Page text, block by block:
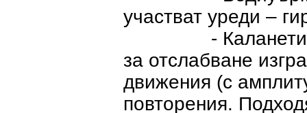
участват уреди –
- Каланетика –
за отслабване
движения (с
повторения.